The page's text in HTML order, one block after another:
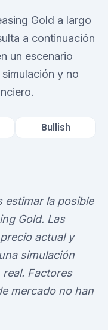
Gold a largo
a continuación
un escenario
y no
Bullish
estimar la posible
Gold. Las
actual y
simulación
Factores
mercado no han